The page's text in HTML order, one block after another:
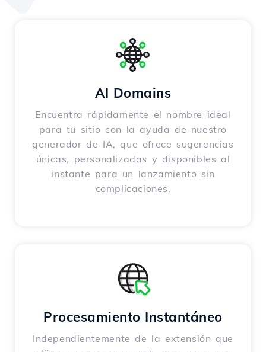
AI Domains
Encuentra rápidamente el nombre ideal
para tu sitio con la ayuda de nuestro
generador de IA, que ofrece sugerencias
únicas, personalizadas y disponibles al
instante para un lanzamiento sin
complicaciones.
Procesamiento Instantáneo
Independientemente de la extensión que